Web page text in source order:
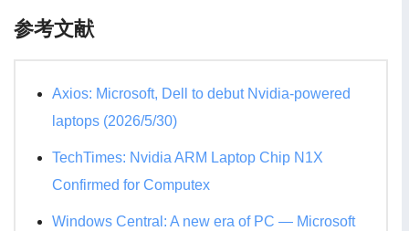
参考文献
Axios: Microsoft, Dell to debut Nvidia-powered
laptops (2026/5/30)
TechTimes: Nvidia ARM Laptop Chip N1X
Confirmed for Computex
Windows Central: A new era of PC — Microsoft